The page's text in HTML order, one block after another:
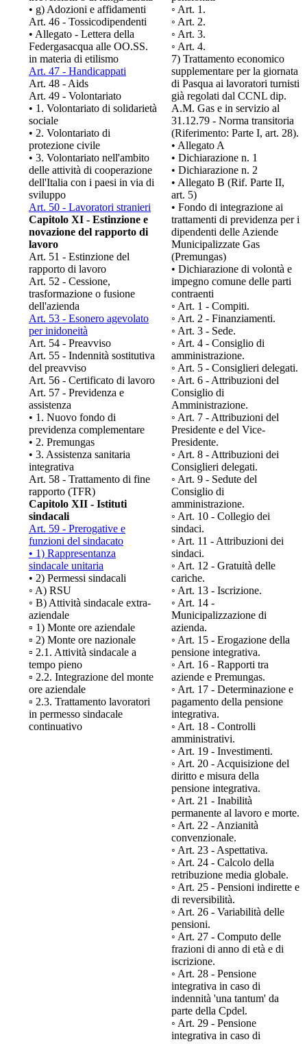
• g) Adozioni e affidamenti
Art. 46 - Tossicodipendenti
• Allegato - Lettera della
Federgasacqua alle OO.SS.
in materia di etilismo
Art. 47 - Handicappati
Art. 48 - Aids
Art. 49 - Volontariato
• 1. Volontariato di solidarietà
sociale
• 2. Volontariato di
protezione civile
• 3. Volontariato nell'ambito
delle attività di cooperazione
dell'Italia con i paesi in via di
sviluppo
Art. 50 - Lavoratori stranieri
Capitolo XI - Estinzione e
novazione del rapporto di
lavoro
Art. 51 - Estinzione del
rapporto di lavoro
Art. 52 - Cessione,
trasformazione o fusione
dell'azienda
Art. 53 - Esonero agevolato
per inidoneità
Art. 54 - Preavviso
Art. 55 - Indennità sostitutiva
del preavviso
Art. 56 - Certificato di lavoro
Art. 57 - Previdenza e
assistenza
• 1. Nuovo fondo di
previdenza complementare
• 2. Premungas
• 3. Assistenza sanitaria
integrativa
Art. 58 - Trattamento di fine
rapporto (TFR)
Capitolo XII - Istituti
sindacali
Art. 59 - Prerogative e
funzioni del sindacato
• 1) Rappresentanza
sindacale unitaria
• 2) Permessi sindacali
◦ A) RSU
◦ B) Attività sindacale extra-
aziendale
▫ 1) Monte ore aziendale
▫ 2) Monte ore nazionale
▫ 2.1. Attività sindacale a
tempo pieno
▫ 2.2. Integrazione del monte
ore aziendale
▫ 2.3. Trattamento lavoratori
in permesso sindacale
continuativo
◦ Art. 1.
◦ Art. 2.
◦ Art. 3.
◦ Art. 4.
7) Trattamento economico
supplementare per la giornata
di Pasqua ai lavoratori turnisti
già regolati dal CCNL dip.
A.M. Gas e in servizio al
31.12.79 - Norma transitoria
(Riferimento: Parte I, art. 28).
• Allegato A
• Dichiarazione n. 1
• Dichiarazione n. 2
• Allegato B (Rif. Parte II,
art. 5)
• Fondo di integrazione ai
trattamenti di previdenza per i
dipendenti delle Aziende
Municipalizzate Gas
(Premungas)
• Dichiarazione di volontà e
impegno comune delle parti
contraenti
◦ Art. 1 - Compiti.
◦ Art. 2 - Finanziamenti.
◦ Art. 3 - Sede.
◦ Art. 4 - Consiglio di
amministrazione.
◦ Art. 5 - Consiglieri delegati.
◦ Art. 6 - Attribuzioni del
Consiglio di
Amministrazione.
◦ Art. 7 - Attribuzioni del
Presidente e del Vice-
Presidente.
◦ Art. 8 - Attribuzioni dei
Consiglieri delegati.
◦ Art. 9 - Sedute del
Consiglio di
amministrazione.
◦ Art. 10 - Collegio dei
sindaci.
◦ Art. 11 - Attribuzioni dei
sindaci.
◦ Art. 12 - Gratuità delle
cariche.
◦ Art. 13 - Iscrizione.
◦ Art. 14 -
Municipalizzazione di
azienda.
◦ Art. 15 - Erogazione della
pensione integrativa.
◦ Art. 16 - Rapporti tra
aziende e Premungas.
◦ Art. 17 - Determinazione e
pagamento della pensione
integrativa.
◦ Art. 18 - Controlli
amministrativi.
◦ Art. 19 - Investimenti.
◦ Art. 20 - Acquisizione del
diritto e misura della
pensione integrativa.
◦ Art. 21 - Inabilità
permanente al lavoro e morte.
◦ Art. 22 - Anzianità
convenzionale.
◦ Art. 23 - Aspettativa.
◦ Art. 24 - Calcolo della
retribuzione media globale.
◦ Art. 25 - Pensioni indirette e
di reversibilità.
◦ Art. 26 - Variabilità delle
pensioni.
◦ Art. 27 - Computo delle
frazioni di anno di età e di
iscrizione.
◦ Art. 28 - Pensione
integrativa in caso di
indennità 'una tantum' da
parte della Cpdel.
◦ Art. 29 - Pensione
integrativa in caso di